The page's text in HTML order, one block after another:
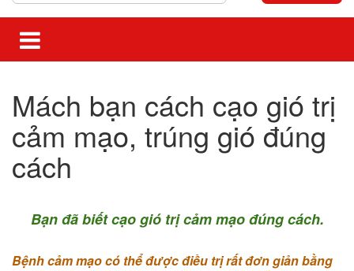
Mách bạn cách cạo gió trị
cảm mạo, trúng gió đúng
cách
Bạn đã biết cạo gió trị cảm mạo đúng cách.
Bệnh cảm mạo có thể được điều trị rất đơn giản bằng